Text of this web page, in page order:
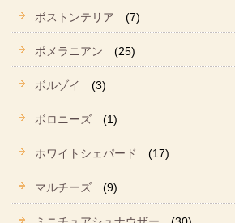
ボストンテリア (7)
ポメラニアン (25)
ボルゾイ (3)
ボロニーズ (1)
ホワイトシェパード (17)
マルチーズ (9)